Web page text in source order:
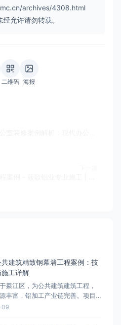
archives/4308.html
允许请勿转载。
二维码 海报
建筑精致钢幕墙工程案例：技
工详解
綦江区，为公共建筑建筑工程，
丰富，铝加工产业链完善。项目
精致钢幕墙系统，工程总面积约
09